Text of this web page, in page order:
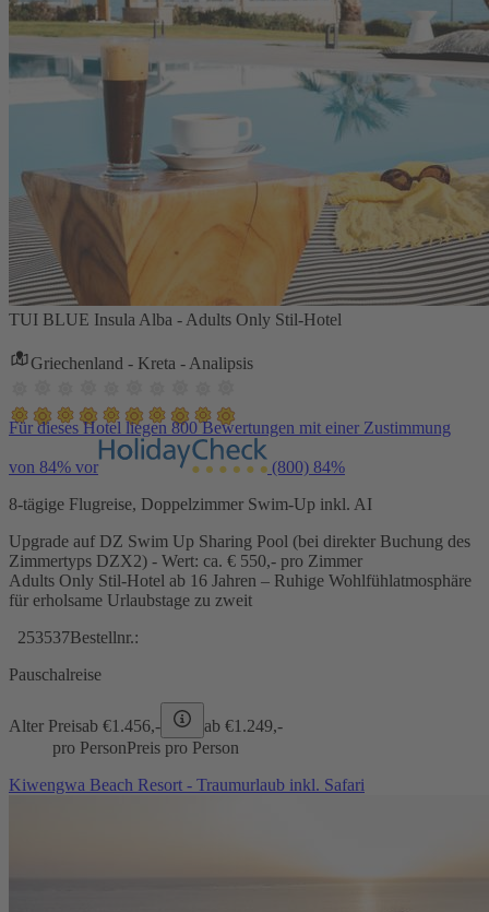
TUI BLUE Insula Alba - Adults Only Stil-Hotel
Griechenland - Kreta - Analipsis
Für dieses Hotel liegen 800 Bewertungen mit einer Zustimmung
von 84% vor (800) 84%
8-tägige Flugreise, Doppelzimmer Swim-Up inkl. AI
Upgrade auf DZ Swim Up Sharing Pool (bei direkter Buchung des
Zimmertyps DZX2) - Wert: ca. € 550,- pro Zimmer
Adults Only Stil-Hotel ab 16 Jahren – Ruhige Wohlfühlatmosphäre
für erholsame Urlaubstage zu zweit
253537Bestellnr.:
Pauschalreise
Alter Preisab €1.456,- ab €1.249,-
pro PersonPreis pro Person
Kiwengwa Beach Resort - Traumurlaub inkl. Safari